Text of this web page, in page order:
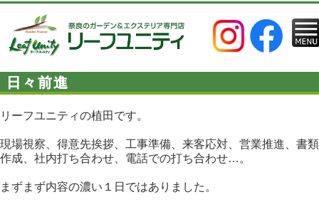
日々前進
リーフユニティの植田です。
現場視察、得意先挨拶、工事準備、来客応対、営業推進、書類
作成、社内打ち合わせ、電話での打ち合わせ…。
まずまず内容の濃い１日ではありました。